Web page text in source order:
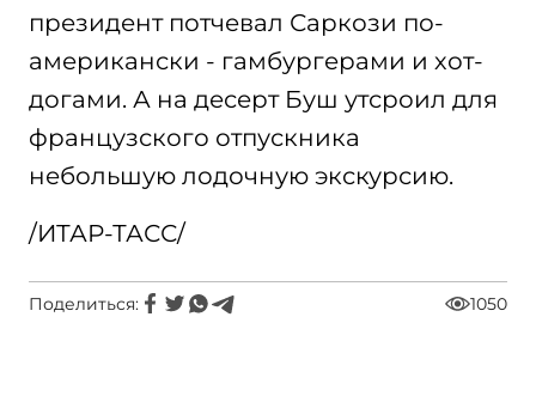
президент потчевал Саркози по-
американски - гамбургерами и хот-
догами. А на десерт Буш утсроил для
французского отпускника
небольшую лодочную экскурсию.
/ИТАР-ТАСС/
Поделиться: 1050